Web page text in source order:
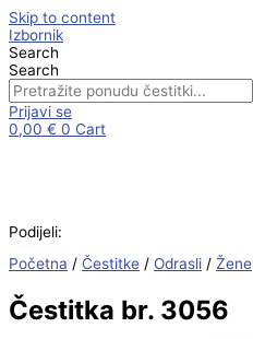
Skip to content
Izbornik
Search
Search
Prijavi se
0,00 € 0 Cart
Podijeli:
Početna / Čestitke / Odrasli / Žene
Čestitka br. 3056